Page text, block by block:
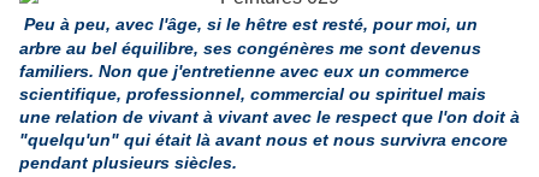
Peu à peu, avec l'âge, si le hêtre est resté, pour moi, un
arbre au bel équilibre, ses congénères me sont devenus
familiers. Non que j'entretienne avec eux un commerce
scientifique, professionnel, commercial ou spirituel mais
une relation de vivant à vivant avec le respect que l'on doit à
"quelqu'un" qui était là avant nous et nous survivra encore
pendant plusieurs siècles.